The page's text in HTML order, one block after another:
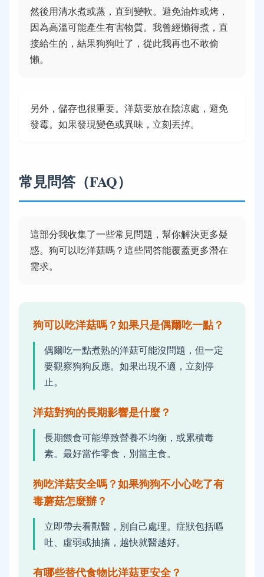
然後用清水煮或蒸，直到變軟。避免油炸或烤，
因為高溫可能產生有害物質。我曾經懶得煮，直
接給生的，結果狗狗吐了，從此我再也不敢偷
懶。
另外，儲存也很重要。洋菇要放在陰涼處，避免
發霉。如果發現變色或異味，立刻丟掉。
常見問答（FAQ）
這部分我收集了一些常見問題，幫你解決更多疑
惑。狗可以吃洋菇嗎？這些問答能覆蓋更多潛在
需求。
狗可以吃洋菇嗎？如果只是偶爾吃一點？
偶爾吃一點煮熟的洋菇可能沒問題，但一定
要觀察狗狗反應。如果出現不適，立刻停
止。
洋菇對狗的長期影響是什麼？
長期餵食可能導致營養不均衡，或累積毒
素。最好當作零食，別當主食。
狗吃洋菇安全嗎？如果狗狗不小心吃了有
毒蘑菇怎麼辦？
立即帶去看獸醫，別自己處理。症狀包括嘔
吐、虛弱或抽搐，越快就醫越好。
有哪些替代食物比洋菇更安全？